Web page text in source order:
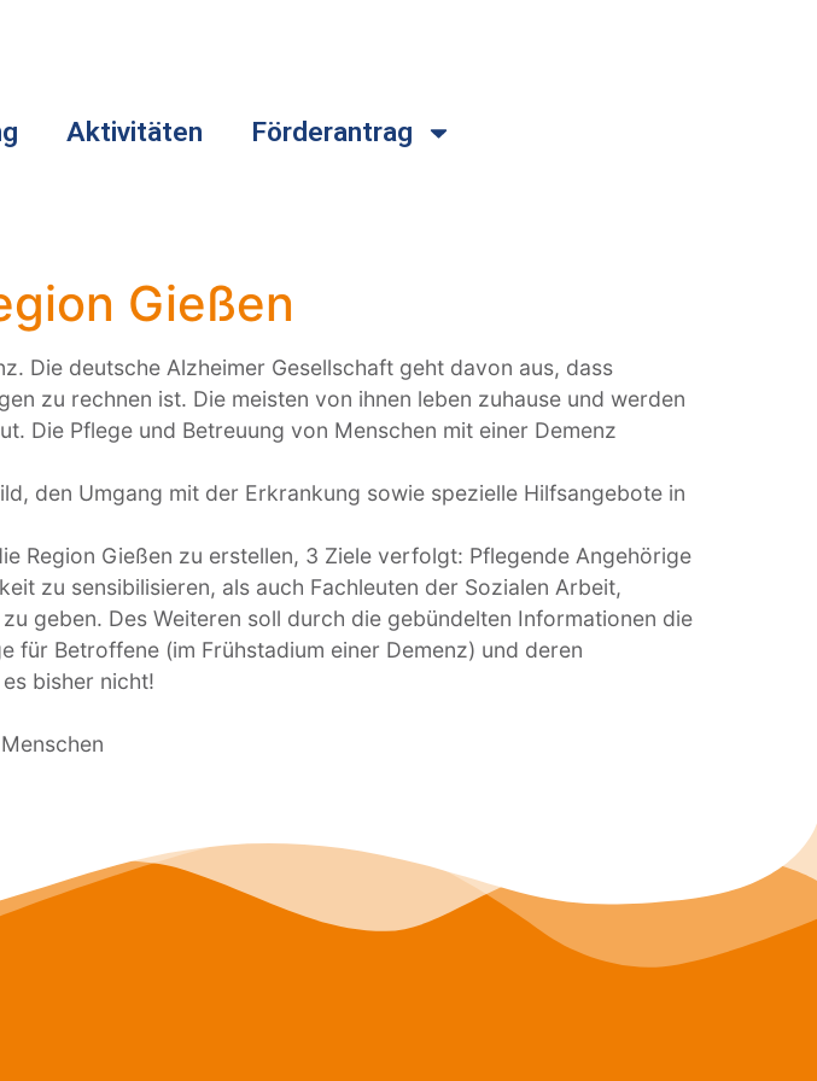
Aktivitäten Förderantrag
Gießen
Die deutsche Alzheimer Gesellschaft geht davon aus, dass
zu rechnen ist. Die meisten von ihnen leben zuhause und werden
Die Pflege und Betreuung von Menschen mit einer Demenz
den Umgang mit der Erkrankung sowie spezielle Hilfsangebote in
Region Gießen zu erstellen, 3 Ziele verfolgt: Pflegende Angehörige
zu sensibilisieren, als auch Fachleuten der Sozialen Arbeit,
geben. Des Weiteren soll durch die gebündelten Informationen die
Betroffene (im Frühstadium einer Demenz) und deren
bisher nicht!